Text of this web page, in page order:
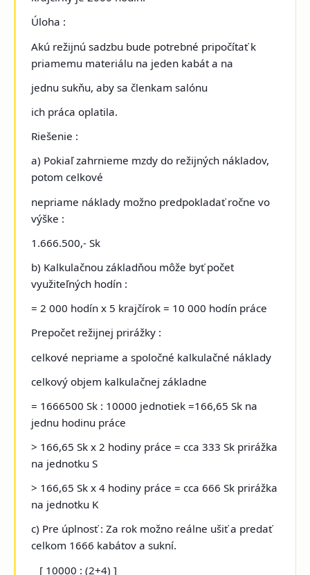
Úloha :
Akú režijnú sadzbu bude potrebné pripočítať k
priamemu materiálu na jeden kabát a na
jednu sukňu, aby sa členkam salónu
ich práca oplatila.
Riešenie :
a) Pokiaľ zahrnieme mzdy do režijných nákladov,
potom celkové
nepriame náklady možno predpokladať ročne vo
výške :
1.666.500,- Sk
b) Kalkulačnou základňou môže byť počet
využiteľných hodín :
= 2 000 hodín x 5 krajčírok = 10 000 hodín práce
Prepočet režijnej prirážky :
celkové nepriame a spoločné kalkulačné náklady
celkový objem kalkulačnej základne
= 1666500 Sk : 10000 jednotiek =166,65 Sk na
jednu hodinu práce
> 166,65 Sk x 2 hodiny práce = cca 333 Sk prirážka
na jednotku S
> 166,65 Sk x 4 hodiny práce = cca 666 Sk prirážka
na jednotku K
c) Pre úplnosť : Za rok možno reálne ušiť a predať
celkom 1666 kabátov a sukní.
[ 10000 : (2+4) ]